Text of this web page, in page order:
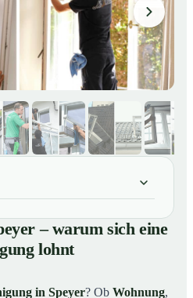
– warum sich eine
lohnt – warum sich eine
lohnt
in Speyer? Ob Wohnung,